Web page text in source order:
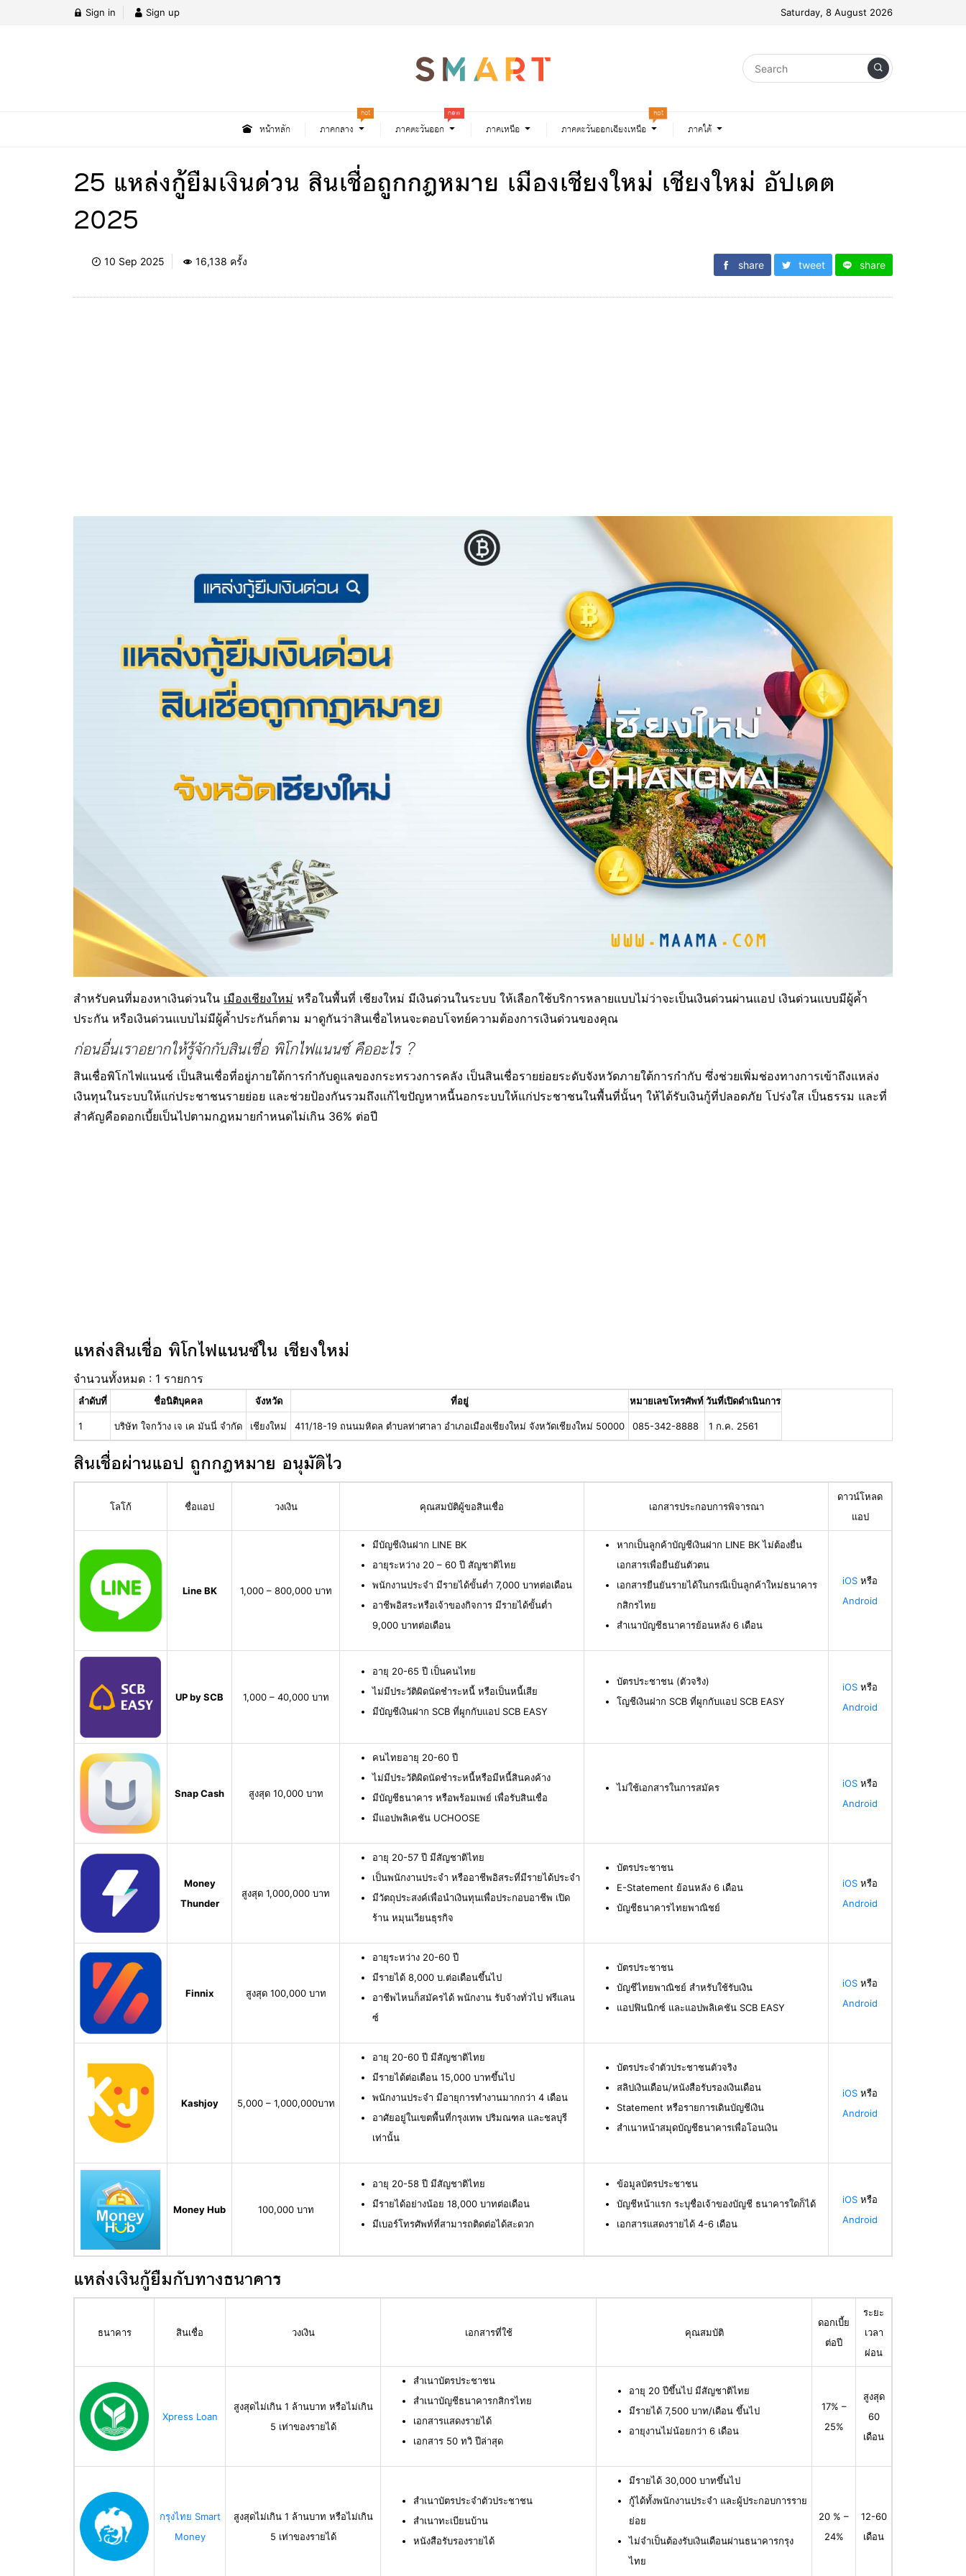
Sign in Sign up Saturday, 8 August 2026
หน้าหลัก ภาคกลาง
hot
ภาคตะวันออก
new
ภาคเหนือ ภาคตะวันออกเฉียงเหนือ
hot
ภาคใต้
25 แหล่งกู้ยืมเงินด่วน สินเชื่อถูกกฎหมาย เมืองเชียงใหม่ เชียงใหม่ อัปเดต
2025
10 Sep 2025 16,138 ครั้ง share tweet share
สำหรับคนที่มองหาเงินด่วนใน เมืองเชียงใหม่ หรือในพื้นที่ เชียงใหม่ มีเงินด่วนในระบบ ให้เลือกใช้บริการหลายแบบไม่ว่าจะเป็นเงินด่วนผ่านแอป เงินด่วนแบบมีผู้ค้ำ
ประกัน หรือเงินด่วนแบบไม่มีผู้ค้ำประกันก็ตาม มาดูกันว่าสินเชื่อไหนจะตอบโจทย์ความต้องการเงินด่วนของคุณ
ก่อนอื่นเราอยากให้รู้จักกับสินเชื่อ พิโกไฟแนนซ์ คืออะไร ?
สินเชื่อพิโกไฟแนนซ์ เป็นสินเชื่อที่อยู่ภายใต้การกำกับดูแลของกระทรวงการคลัง เป็นสินเชื่อรายย่อยระดับจังหวัดภายใต้การกำกับ ซึ่งช่วยเพิ่มช่องทางการเข้าถึงแหล่ง
เงินทุนในระบบให้แก่ประชาชนรายย่อย และช่วยป้องกันรวมถึงแก้ไขปัญหาหนี้นอกระบบให้แก่ประชาชนในพื้นที่นั้นๆ ให้ได้รับเงินกู้ที่ปลอดภัย โปร่งใส เป็นธรรม และที่
สำคัญคือดอกเบี้ยเป็นไปตามกฎหมายกำหนดไม่เกิน 36% ต่อปี
แหล่งสินเชื่อ พิโกไฟแนนซ์ใน เชียงใหม่
จำนวนทั้งหมด : 1 รายการ
ลำดับที่ ชื่อนิติบุคคล จังหวัด ที่อยู่ หมายเลขโทรศัพท์วันที่เปิดดำเนินการ
1 บริษัท ใจกว้าง เจ เค มันนี่ จำกัด เชียงใหม่ 411/18-19 ถนนมหิดล ตำบลท่าศาลา อำเภอเมืองเชียงใหม่ จังหวัดเชียงใหม่ 50000 085-342-8888 1 ก.ค. 2561
สินเชื่อผ่านแอป ถูกกฎหมาย อนุมัติไว
โลโก้ ชื่อแอป วงเงิน คุณสมบัติผู้ขอสินเชื่อ เอกสารประกอบการพิจารณา
ดาวน์โหลด
แอป
Line BK 1,000 – 800,000 บาท
มีบัญชีเงินฝาก LINE BK
อายุระหว่าง 20 – 60 ปี สัญชาติไทย
พนักงานประจำ มีรายได้ขั้นต่ำ 7,000 บาทต่อเดือน
อาชีพอิสระหรือเจ้าของกิจการ มีรายได้ขั้นต่ำ
9,000 บาทต่อเดือน
หากเป็นลูกค้าบัญชีเงินฝาก LINE BK ไม่ต้องยื่น
เอกสารเพื่อยืนยันตัวตน
เอกสารยืนยันรายได้ในกรณีเป็นลูกค้าใหม่ธนาคาร
กสิกรไทย
สำเนาบัญชีธนาคารย้อนหลัง 6 เดือน
iOS หรือ
Android
UP by SCB 1,000 – 40,000 บาท
อายุ 20-65 ปี เป็นคนไทย
ไม่มีประวัติผิดนัดชำระหนี้ หรือเป็นหนี้เสีย
มีบัญชีเงินฝาก SCB ที่ผูกกับแอป SCB EASY
บัตรประชาชน (ตัวจริง)
โญชีเงินฝาก SCB ที่ผูกกับแอป SCB EASY
iOS หรือ
Android
Snap Cash สูงสุด 10,000 บาท
คนไทยอายุ 20-60 ปี
ไม่มีประวัติผิดนัดชำระหนี้หรือมีหนี้สินคงค้าง
มีบัญชีธนาคาร หรือพร้อมเพย์ เพื่อรับสินเชื่อ
มีแอปพลิเคชัน UCHOOSE
ไม่ใช้เอกสารในการสมัคร iOS หรือ
Android
Money
Thunder
สูงสุด 1,000,000 บาท
อายุ 20-57 ปี มีสัญชาติไทย
เป็นพนักงานประจำ หรืออาชีพอิสระที่มีรายได้ประจำ
มีวัตถุประสงค์เพื่อนำเงินทุนเพื่อประกอบอาชีพ เปิด
ร้าน หมุนเวียนธุรกิจ
บัตรประชาชน
E-Statement ย้อนหลัง 6 เดือน
บัญชีธนาคารไทยพาณิชย์
iOS หรือ
Android
Finnix สูงสุด 100,000 บาท
อายุระหว่าง 20-60 ปี
มีรายได้ 8,000 บ.ต่อเดือนขึ้นไป
อาชีพไหนก็สมัครได้ พนักงาน รับจ้างทั่วไป ฟรีแลน
ซ์
บัตรประชาชน
บัญชีไทยพาณิชย์ สำหรับใช้รับเงิน
แอปฟินนิกซ์ และแอปพลิเคชัน SCB EASY
iOS หรือ
Android
Kashjoy 5,000 – 1,000,000บาท
อายุ 20-60 ปี มีสัญชาติไทย
มีรายได้ต่อเดือน 15,000 บาทขึ้นไป
พนักงานประจำ มีอายุการทำงานมากกว่า 4 เดือน
อาศัยอยู่ในเขตพื้นที่กรุงเทพ ปริมณฑล และชลบุรี
เท่านั้น
บัตรประจำตัวประชาชนตัวจริง
สลิปเงินเดือน/หนังสือรับรองเงินเดือน
Statement หรือรายการเดินบัญชีเงิน
สำเนาหน้าสมุดบัญชีธนาคารเพื่อโอนเงิน
iOS หรือ
Android
Money Hub 100,000 บาท
อายุ 20-58 ปี มีสัญชาติไทย
มีรายได้อย่างน้อย 18,000 บาทต่อเดือน
มีเบอร์โทรศัพท์ที่สามารถติดต่อได้สะดวก
ข้อมูลบัตรประชาชน
บัญชีหน้าแรก ระบุชื่อเจ้าของบัญชี ธนาคารใดก็ได้
เอกสารแสดงรายได้ 4-6 เดือน
iOS หรือ
Android
แหล่งเงินกู้ยืมกับทางธนาคาร
ธนาคาร สินเชื่อ วงเงิน เอกสารที่ใช้ คุณสมบัติ
ดอกเบี้ย
ต่อปี
ระยะ
เวลา
ผ่อน
Xpress Loan
สูงสุดไม่เกิน 1 ล้านบาท หรือไม่เกิน
5 เท่าของรายได้
สำเนาบัตรประชาชน
สำเนาบัญชีธนาคารกสิกรไทย
เอกสารแสดงรายได้
เอกสาร 50 ทวิ ปีล่าสุด
อายุ 20 ปีขึ้นไป มีสัญชาติไทย
มีรายได้ 7,500 บาท/เดือน ขึ้นไป
อายุงานไม่น้อยกว่า 6 เดือน
17% –
25%
สูงสุด
60
เดือน
กรุงไทย Smart
Money
สูงสุดไม่เกิน 1 ล้านบาท หรือไม่เกิน
5 เท่าของรายได้
สำเนาบัตรประจำตัวประชาชน
สำเนาทะเบียนบ้าน
หนังสือรับรองรายได้
มีรายได้ 30,000 บาทขึ้นไป
กู้ได้ทั้งพนักงานประจำ และผู้ประกอบการราย
ย่อย
ไม่จำเป็นต้องรับเงินเดือนผ่านธนาคารกรุง
ไทย
20 % –
24%
12-60
เดือน